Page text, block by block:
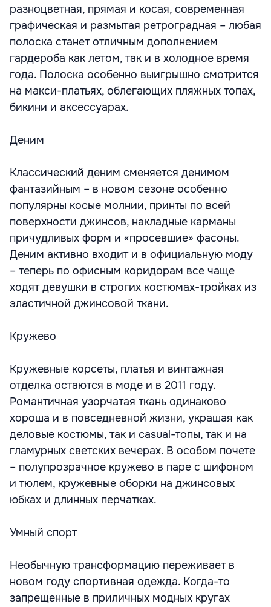
разноцветная, прямая и косая, современная
графическая и размытая ретроградная – любая
полоска станет отличным дополнением
гардероба как летом, так и в холодное время
года. Полоска особенно выигрышно смотрится
на макси-платьях, облегающих пляжных топах,
бикини и аксессуарах.
Деним
Классический деним сменяется денимом
фантазийным – в новом сезоне особенно
популярны косые молнии, принты по всей
поверхности джинсов, накладные карманы
причудливых форм и «просевшие» фасоны.
Деним активно входит и в официальную моду
– теперь по офисным коридорам все чаще
ходят девушки в строгих костюмах-тройках из
эластичной джинсовой ткани.
Кружево
Кружевные корсеты, платья и винтажная
отделка остаются в моде и в 2011 году.
Романтичная узорчатая ткань одинаково
хороша и в повседневной жизни, украшая как
деловые костюмы, так и casual-топы, так и на
гламурных светских вечерах. В особом почете
– полупрозрачное кружево в паре с шифоном
и тюлем, кружевные оборки на джинсовых
юбках и длинных перчатках.
Умный спорт
Необычную трансформацию переживает в
новом году спортивная одежда. Когда-то
запрещенные в приличных модных кругах